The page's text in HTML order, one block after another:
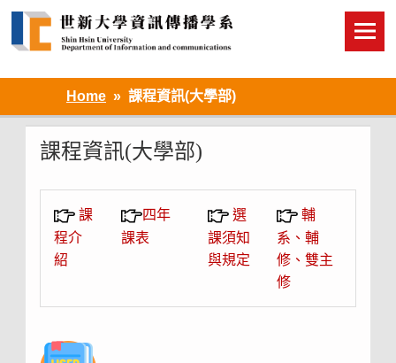
Home 課程資訊(大學部)
課程資訊(大學部)
課
程介
紹
四年
課表
選
課須知
與規定
輔
系、輔
修、雙主
修